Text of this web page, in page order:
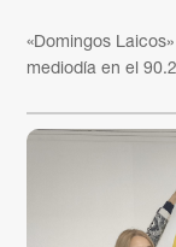
«Domingos
mediodía en el